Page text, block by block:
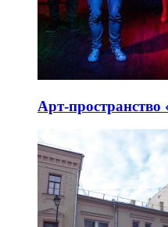
Арт-пространство